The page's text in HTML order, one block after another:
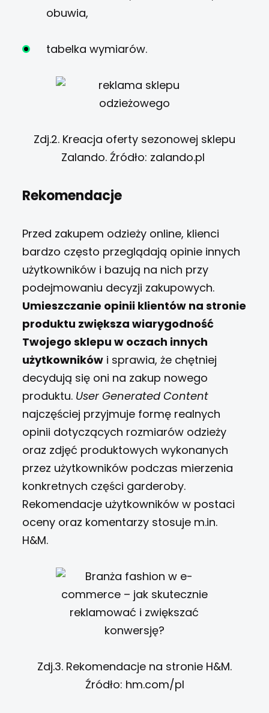
obuwia,
tabelka wymiarów.
Zdj.2. Kreacja oferty sezonowej sklepu
Zalando. Źródło: zalando.pl
Rekomendacje
Przed zakupem odzieży online, klienci
bardzo często przeglądają opinie innych
użytkowników i bazują na nich przy
podejmowaniu decyzji zakupowych.
Umieszczanie opinii klientów na stronie
produktu zwiększa wiarygodność
Twojego sklepu w oczach innych
użytkowników i sprawia, że chętniej
decydują się oni na zakup nowego
produktu. User Generated Content
najczęściej przyjmuje formę realnych
opinii dotyczących rozmiarów odzieży
oraz zdjęć produktowych wykonanych
przez użytkowników podczas mierzenia
konkretnych części garderoby.
Rekomendacje użytkowników w postaci
oceny oraz komentarzy stosuje m.in.
H&M.
Zdj.3. Rekomendacje na stronie H&M.
Źródło: hm.com/pl